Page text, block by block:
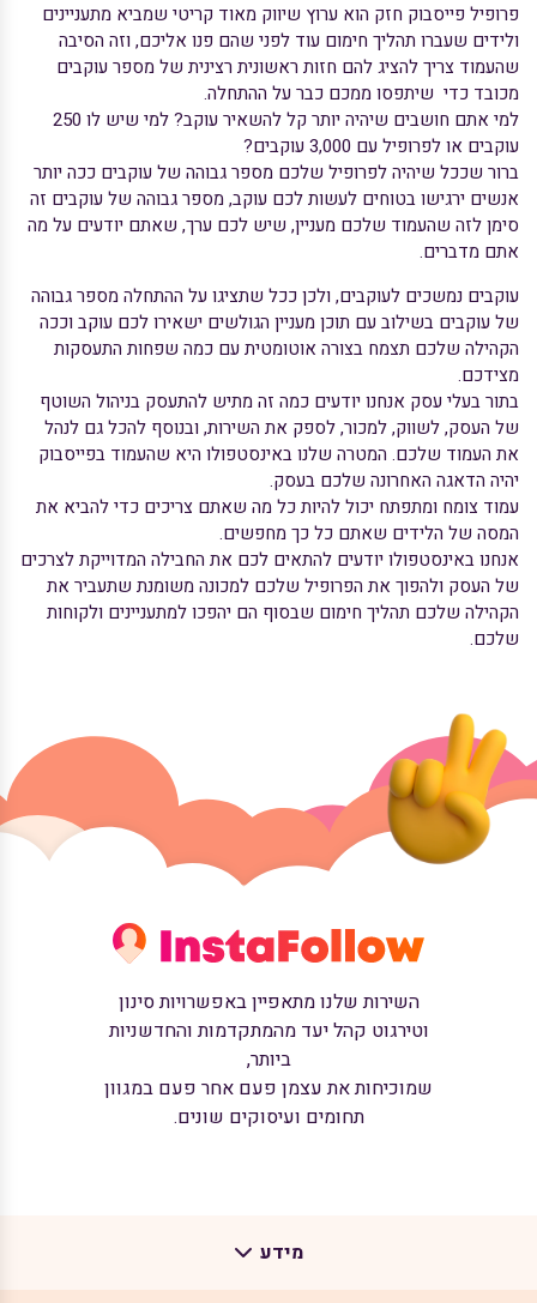
פרופיל פייסבוק חזק הוא ערוץ שיווק מאוד קריטי שמביא מתעניינים
ולידים שעברו תהליך חימום עוד לפני שהם פנו אליכם, וזה הסיבה
שהעמוד צריך להציג להם חזות ראשונית רצינית של מספר עוקבים
מכובד כדי שיתפסו ממכם כבר על ההתחלה.
למי אתם חושבים שיהיה יותר קל להשאיר עוקב? למי שיש לו 250
עוקבים או לפרופיל עם 3,000 עוקבים?
ברור שככל שיהיה לפרופיל שלכם מספר גבוהה של עוקבים ככה יותר
אנשים ירגישו בטוחים לעשות לכם עוקב, מספר גבוהה של עוקבים זה
סימן לזה שהעמוד שלכם מעניין, שיש לכם ערך, שאתם יודעים על מה
אתם מדברים.
עוקבים נמשכים לעוקבים, ולכן ככל שתציגו על ההתחלה מספר גבוהה
של עוקבים בשילוב עם תוכן מעניין הגולשים ישאירו לכם עוקב וככה
הקהילה שלכם תצמח בצורה אוטומטית עם כמה שפחות התעסקות
מצידכם.
בתור בעלי עסק אנחנו יודעים כמה זה מתיש להתעסק בניהול השוטף
של העסק, לשווק, למכור, לספק את השירות, ובנוסף להכל גם לנהל
את העמוד שלכם. המטרה שלנו באינסטפולו היא שהעמוד בפייסבוק
יהיה הדאגה האחרונה שלכם בעסק.
עמוד צומח ומתפתח יכול להיות כל מה שאתם צריכים כדי להביא את
המסה של הלידים שאתם כל כך מחפשים.
אנחנו באינסטפולו יודעים להתאים לכם את החבילה המדוייקת לצרכים
של העסק ולהפוך את הפרופיל שלכם למכונה משומנת שתעביר את
הקהילה שלכם תהליך חימום שבסוף הם יהפכו למתעניינים ולקוחות
שלכם.
השירות שלנו מתאפיין באפשרויות סינון
וטירגוט קהל יעד מהמתקדמות והחדשניות
ביותר,
שמוכיחות את עצמן פעם אחר פעם במגוון
תחומים ועיסוקים שונים.
מידע